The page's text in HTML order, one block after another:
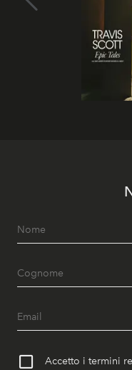
Accetto i termini